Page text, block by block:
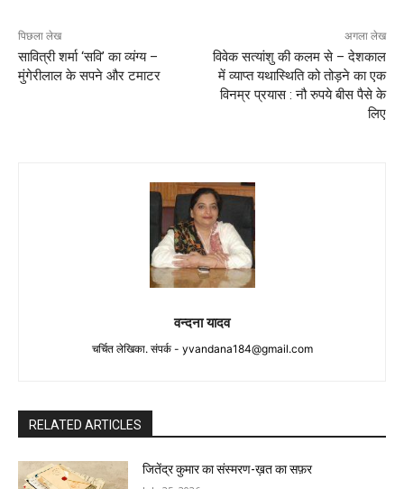
पिछला लेख
सावित्री शर्मा ‘सवि’ का व्यंग्य –
मुंगेरीलाल के सपने और टमाटर
अगला लेख
विवेक सत्यांशु की कलम से – देशकाल
में व्याप्त यथास्थिति को तोड़ने का एक
विनम्र प्रयास : नौ रुपये बीस पैसे के
लिए
वन्दना यादव
चर्चित लेखिका. संपर्क - yvandana184@gmail.com
RELATED ARTICLES
जितेंद्र कुमार का संस्मरण-ख़त का सफ़र